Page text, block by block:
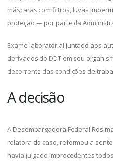
máscaras com filtros, luvas
proteção — por parte da
Exame laboratorial juntado aos
derivados do DDT em seu
decorrente das condições de
A decisão
A Desembargadora Federal
relatora do caso, reformou a
havia julgado improcedentes